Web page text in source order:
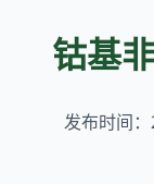
钴基
发布时间